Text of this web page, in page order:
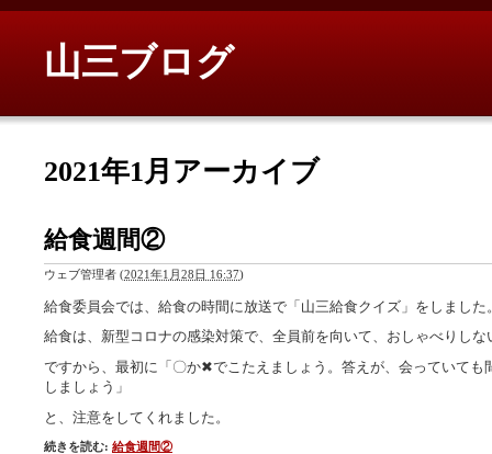
山三ブログ
2021年1月アーカイブ
給食週間②
ウェブ管理者 (2021年1月28日 16:37)
給食委員会では、給食の時間に放送で「山三給食クイズ」をしました
給食は、新型コロナの感染対策で、全員前を向いて、おしゃべりし
ですから、最初に「〇か✖でこたえましょう。答えが、会っていて
しましょう」
と、注意をしてくれました。
続きを読む: 給食週間②